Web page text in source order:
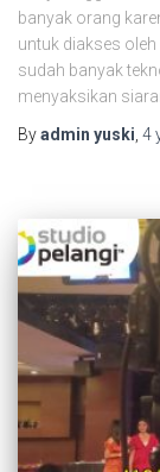
banyak orang
untuk diakses
sudah banyak
menyaksikan
Byadmin yuski, 4